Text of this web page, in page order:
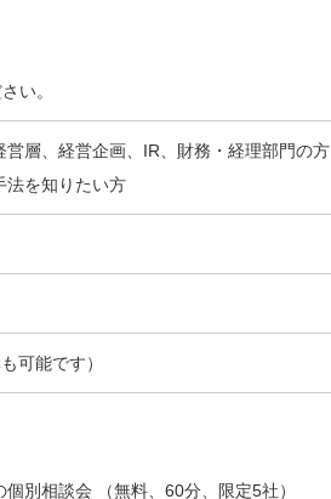
い。
層、経営企画、IR、財務・経理部門の方
法を知りたい方
可能です）
別相談会 （無料、60分、限定5社）